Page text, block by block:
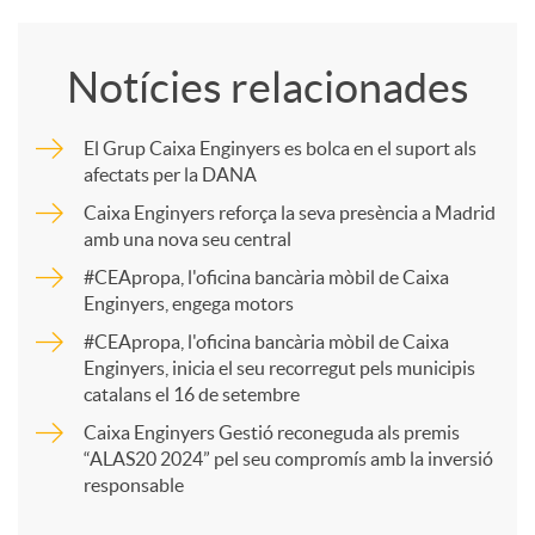
p
a
r
t
Notícies relacionades
El Grup Caixa Enginyers es bolca en el suport als
afectats per la DANA
Caixa Enginyers reforça la seva presència a Madrid
amb una nova seu central
#CEApropa, l'oficina bancària mòbil de Caixa
Enginyers, engega motors
#CEApropa, l'oficina bancària mòbil de Caixa
Enginyers, inicia el seu recorregut pels municipis
catalans el 16 de setembre
Caixa Enginyers Gestió reconeguda als premis
“ALAS20 2024” pel seu compromís amb la inversió
responsable